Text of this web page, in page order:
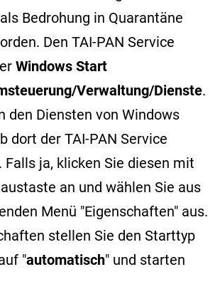
Bedrohung in Quarantäne
Den TAI-PAN Service
Windows Start
Verwaltung/Dienste.
den Diensten von Windows
dort der TAI-PAN Service
Falls ja, klicken Sie diesen mit
an und wählen Sie aus
Menü "Eigenschaften" aus.
stellen Sie den Starttyp
"automatisch" und starten